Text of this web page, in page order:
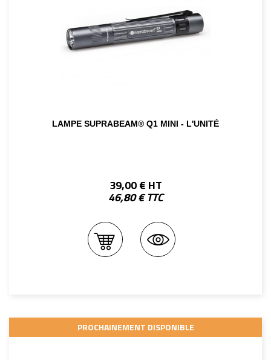
LAMPE SUPRABEAM® Q1 MINI - L'UNITÉ
39,00 € HT
46,80 € TTC
PROCHAINEMENT DISPONIBLE